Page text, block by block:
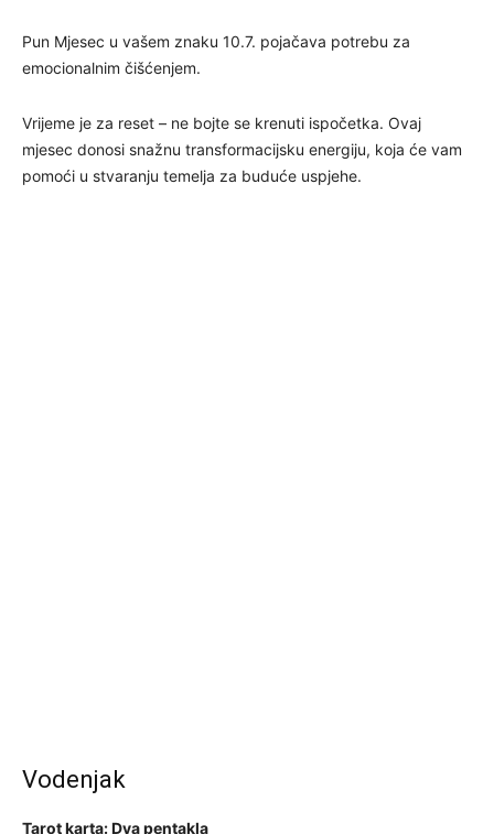
Pun Mjesec u vašem znaku 10.7. pojačava potrebu za
emocionalnim čišćenjem.
Vrijeme je za reset – ne bojte se krenuti ispočetka. Ovaj
mjesec donosi snažnu transformacijsku energiju, koja će vam
pomoći u stvaranju temelja za buduće uspjehe.
Vodenjak
Tarot karta: Dva pentakla